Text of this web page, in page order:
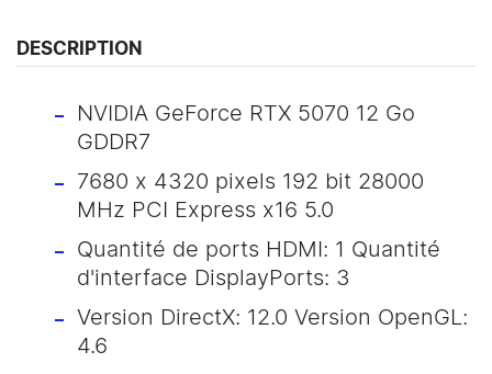
DESCRIPTION
NVIDIA GeForce RTX 5070 12 Go
GDDR7
7680 x 4320 pixels 192 bit 28000
MHz PCI Express x16 5.0
Quantité de ports HDMI: 1 Quantité
d'interface DisplayPorts: 3
Version DirectX: 12.0 Version OpenGL:
4.6